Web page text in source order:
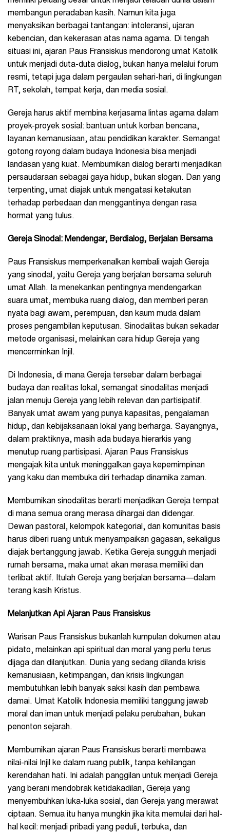
membangun peradaban kasih. Namun kita juga
menyaksikan berbagai tantangan: intoleransi, ujaran
kebencian, dan kekerasan atas nama agama. Di tengah
situasi ini, ajaran Paus Fransiskus mendorong umat Katolik
untuk menjadi duta-duta dialog, bukan hanya melalui forum
resmi, tetapi juga dalam pergaulan sehari-hari, di lingkungan
RT, sekolah, tempat kerja, dan media sosial.
Gereja harus aktif membina kerjasama lintas agama dalam
proyek-proyek sosial: bantuan untuk korban bencana,
layanan kemanusiaan, atau pendidikan karakter. Semangat
gotong royong dalam budaya Indonesia bisa menjadi
landasan yang kuat. Membumikan dialog berarti menjadikan
persaudaraan sebagai gaya hidup, bukan slogan. Dan yang
terpenting, umat diajak untuk mengatasi ketakutan
terhadap perbedaan dan menggantinya dengan rasa
hormat yang tulus.
Gereja Sinodal: Mendengar, Berdialog, Berjalan Bersama
Paus Fransiskus memperkenalkan kembali wajah Gereja
yang sinodal, yaitu Gereja yang berjalan bersama seluruh
umat Allah. Ia menekankan pentingnya mendengarkan
suara umat, membuka ruang dialog, dan memberi peran
nyata bagi awam, perempuan, dan kaum muda dalam
proses pengambilan keputusan. Sinodalitas bukan sekadar
metode organisasi, melainkan cara hidup Gereja yang
mencerminkan Injil.
Di Indonesia, di mana Gereja tersebar dalam berbagai
budaya dan realitas lokal, semangat sinodalitas menjadi
jalan menuju Gereja yang lebih relevan dan partisipatif.
Banyak umat awam yang punya kapasitas, pengalaman
hidup, dan kebijaksanaan lokal yang berharga. Sayangnya,
dalam praktiknya, masih ada budaya hierarkis yang
menutup ruang partisipasi. Ajaran Paus Fransiskus
mengajak kita untuk meninggalkan gaya kepemimpinan
yang kaku dan membuka diri terhadap dinamika zaman.
Membumikan sinodalitas berarti menjadikan Gereja tempat
di mana semua orang merasa dihargai dan didengar.
Dewan pastoral, kelompok kategorial, dan komunitas basis
harus diberi ruang untuk menyampaikan gagasan, sekaligus
diajak bertanggung jawab. Ketika Gereja sungguh menjadi
rumah bersama, maka umat akan merasa memiliki dan
terlibat aktif. Itulah Gereja yang berjalan bersama—dalam
terang kasih Kristus.
Melanjutkan Api Ajaran Paus Fransiskus
Warisan Paus Fransiskus bukanlah kumpulan dokumen atau
pidato, melainkan api spiritual dan moral yang perlu terus
dijaga dan dilanjutkan. Dunia yang sedang dilanda krisis
kemanusiaan, ketimpangan, dan krisis lingkungan
membutuhkan lebih banyak saksi kasih dan pembawa
damai. Umat Katolik Indonesia memiliki tanggung jawab
moral dan iman untuk menjadi pelaku perubahan, bukan
penonton sejarah.
Membumikan ajaran Paus Fransiskus berarti membawa
nilai-nilai Injil ke dalam ruang publik, tanpa kehilangan
kerendahan hati. Ini adalah panggilan untuk menjadi Gereja
yang berani mendobrak ketidakadilan, Gereja yang
menyembuhkan luka-luka sosial, dan Gereja yang merawat
ciptaan. Semua itu hanya mungkin jika kita memulai dari hal-
hal kecil: menjadi pribadi yang peduli, terbuka, dan